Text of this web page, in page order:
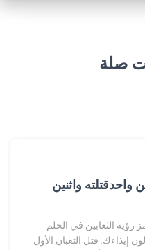
صلة
واثنين
رؤية الثعابين في الحلم
إيذاءك. قتل الثعبان الأول